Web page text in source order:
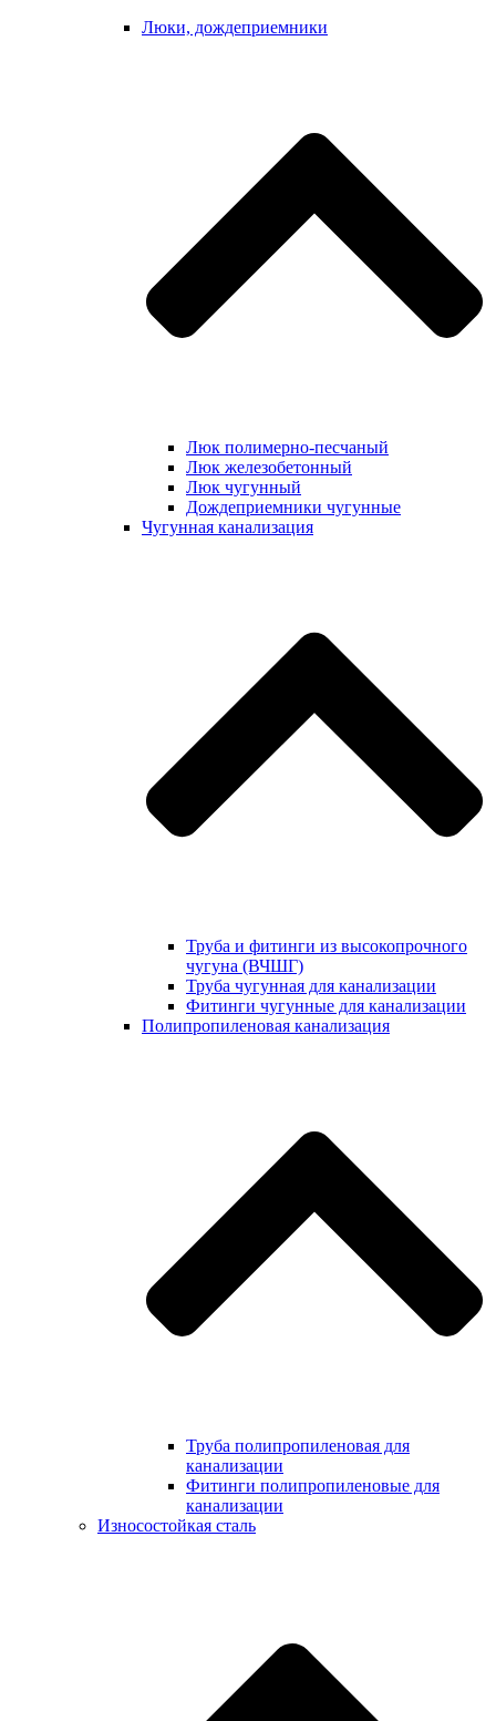
Люки, дождеприемники
Люк полимерно-песчаный
Люк железобетонный
Люк чугунный
Дождеприемники чугунные
Чугунная канализация
Труба и фитинги из высокопрочного
чугуна (ВЧШГ)
Труба чугунная для канализации
Фитинги чугунные для канализации
Полипропиленовая канализация
Труба полипропиленовая для
канализации
Фитинги полипропиленовые для
канализации
Износостойкая сталь